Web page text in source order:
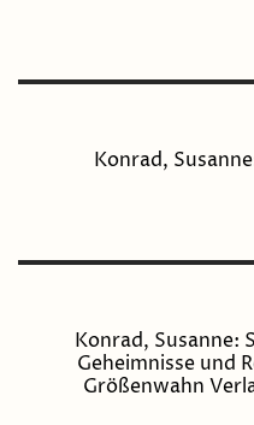
Konrad,
Konrad, Susanne:
Geheimnisse und
Größenwahn